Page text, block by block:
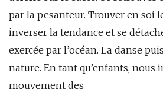
par la pesanteur. Trouver en soi
inverser la tendance et se
exercée par l’océan. La danse
nature. En tant qu’enfants, nous
mouvement des